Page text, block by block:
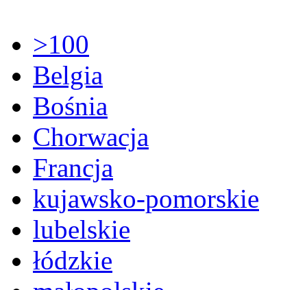
>100
Belgia
Bośnia
Chorwacja
Francja
kujawsko-pomorskie
lubelskie
łódzkie